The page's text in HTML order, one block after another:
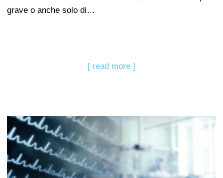
grave o anche solo di…
[ read more ]